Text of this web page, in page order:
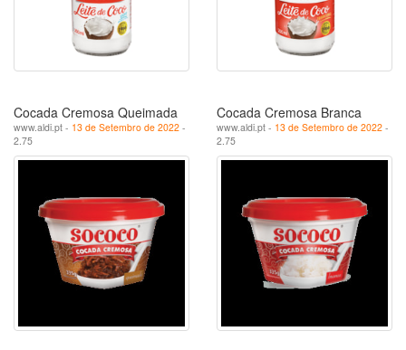
Cocada Cremosa Queimada
www.aldi.pt - 13 de Setembro de 2022 -
2.75
Cocada Cremosa Branca
www.aldi.pt - 13 de Setembro de 2022 -
2.75